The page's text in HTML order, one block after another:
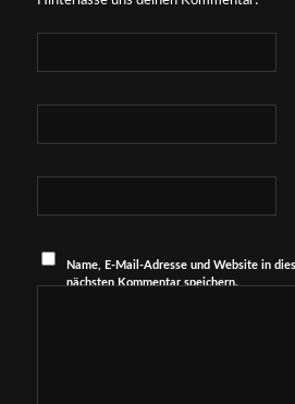
Name, E-Mail-Adresse und Website in
nächsten Kommentar speichern.